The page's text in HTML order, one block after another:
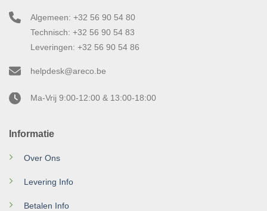
Informatie
Over Ons
Levering Info
Betalen Info
Algemeen: +32 56 90 54 80
Technisch: +32 56 90 54 83
Leveringen: +32 56 90 54 86
helpdesk@areco.be
Ma-Vrij 9:00-12:00 & 13:00-18:00